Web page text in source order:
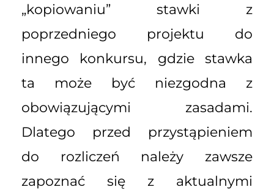
„kopiowaniu” stawki z
poprzedniego projektu do
innego konkursu, gdzie stawka
ta może być niezgodna z
obowiązującymi zasadami.
Dlatego przed przystąpieniem
do rozliczeń należy zawsze
zapoznać się z aktualnymi